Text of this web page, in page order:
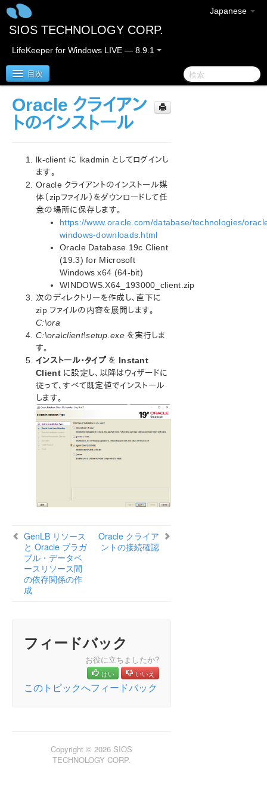
Japanese
SIOS TECHNOLOGY CORP.
LifeKeeper for Windows LIVE — 8.9.1
目次
LifeKeeper for Windows
LifeKeeper for Windows クイックスタートガイド
クラウド環境における LifeKeeper for Windows の利用
について
LifeKeeper for Windows ステップバイステップガイド
（Google Cloud 編）
Google Cloud の概要
構成
Google Cloud 上での LifeKeeper 固有の設定に関す
る考慮事項
Google Cloud での設定
OS の設定
LifeKeeper のインストールと設定
Generic ARK for Load Balancer Probe Reply
(GenLB) の作成
Oracle のインストールと設定
Oracle リソース階層の作成（稼働系）
Oracle プラガブル・データベースのリソース階層の
作成（稼働系）
GenLB リソースと Oracle プラガブル・データベー
別の VPC クライアントからの接続
Amazon Web Services Guide
LifeKeeper for Windows インストレーションガイド
アプリケーションリカバリーキット
LifeKeeper for Windows サポートマトリックス
テクニカルドキュメンテーション
Oracle クライアン
トのインストール
lk-client に lkadmin としてログインし
ます。
Oracle クライアントのインストール媒
体（zipファイル）をダウンロードして任
意の場所に保存します。
https://www.oracle.com/database/technologies/
windows-downloads.html
Oracle Database 19c Client
(19.3) for Microsoft
Windows x64 (64-bit)
WINDOWS.X64_193000_client.zip
次のディレクトリーを作成し、直下に
zip ファイルの内容を展開します。
C:\ora
C:\ora\client\setup.exeを実行しま
す。
インストール・タイプを Instant
Clientに設定し、以降はウィザードに
従って、すべて既定値でインストール
します。
GenLB リソース
と Oracle プラガ
ブル・データベ
ースリソース間
の依存関係の作
成
Oracle クライア
ントの接続確認
フィードバック
お役に立ちましたか?
はい いいえ
このトピックへフィードバック
Copyright © 2026 SIOS
TECHNOLOGY CORP.